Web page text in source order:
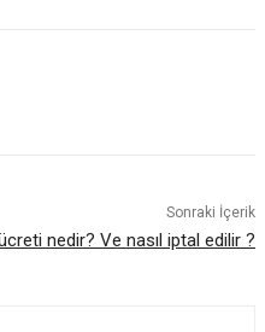
Sonraki İçerik
nedir? Ve nasıl iptal edilir ?